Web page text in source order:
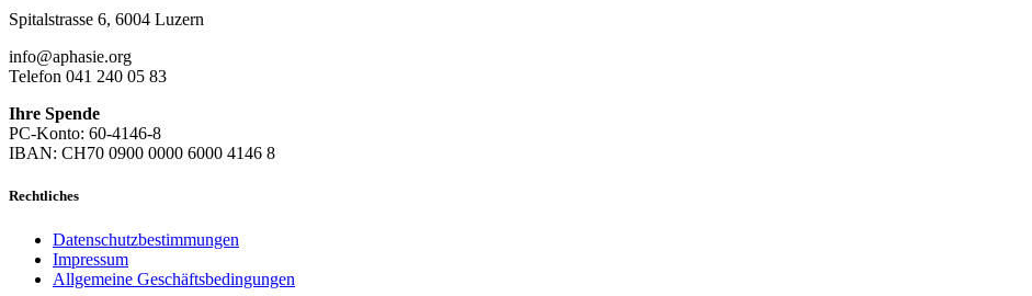
Spitalstrasse 6, 6004 Luzern
info@aphasie.org
Telefon 041 240 05 83
Ihre Spende
PC-Konto: 60-4146-8
IBAN: CH70 0900 0000 6000 4146 8
Rechtliches
Datenschutzbestimmungen
Impressum
Allgemeine Geschäftsbedingungen